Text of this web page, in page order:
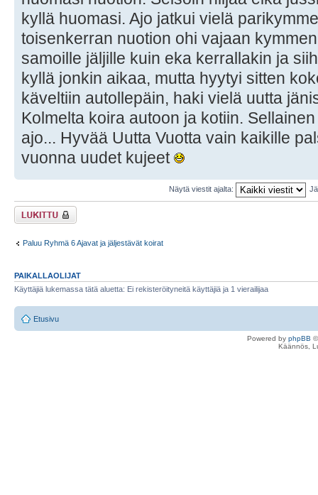
kyllä huomasi. Ajo jatkui vielä
toisenkerran nuotion ohi vajaan
samoille jäljille kuin eka kerrallakin ja
kyllä jonkin aikaa, mutta hyytyi sitten
käveltiin autollepäin, haki vielä uutta
Kolmelta koira autoon ja kotiin.
ajo... Hyvää Uutta Vuotta vain kaikille
vuonna uudet kujeet
Näytä viestit ajalta:
Viestiketju on
lukittu
Paluu Ryhmä 6 Ajavat ja jäljestävät koirat
PAIKALLAOLIJAT
Käyttäjiä lukemassa tätä aluetta: Ei rekisteröityneitä käyttäjiä ja 1 vierailijaa
Etusivu
Powered by phpBB
Käännös,